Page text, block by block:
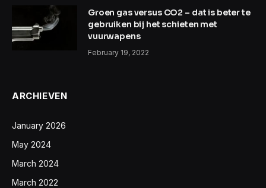
Groen gas versus CO2 – dat is beter te
gebruiken bij het schieten met
vuurwapens
February 19, 2022
ARCHIEVEN
January 2026
May 2024
March 2024
March 2022